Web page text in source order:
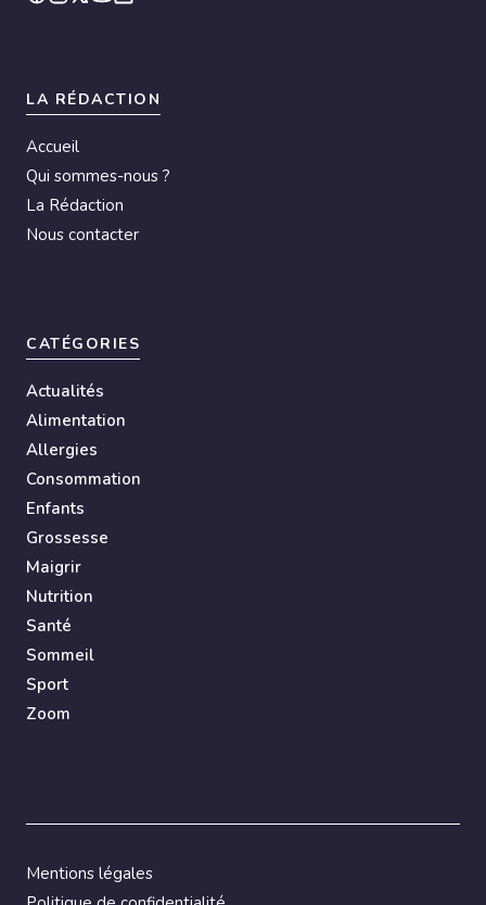
LA RÉDACTION
Accueil
Qui sommes-nous ?
La Rédaction
Nous contacter
CATÉGORIES
Actualités
Alimentation
Allergies
Consommation
Enfants
Grossesse
Maigrir
Nutrition
Santé
Sommeil
Sport
Zoom
Mentions légales